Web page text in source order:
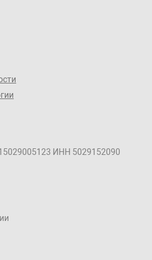
ИНН 5029152090